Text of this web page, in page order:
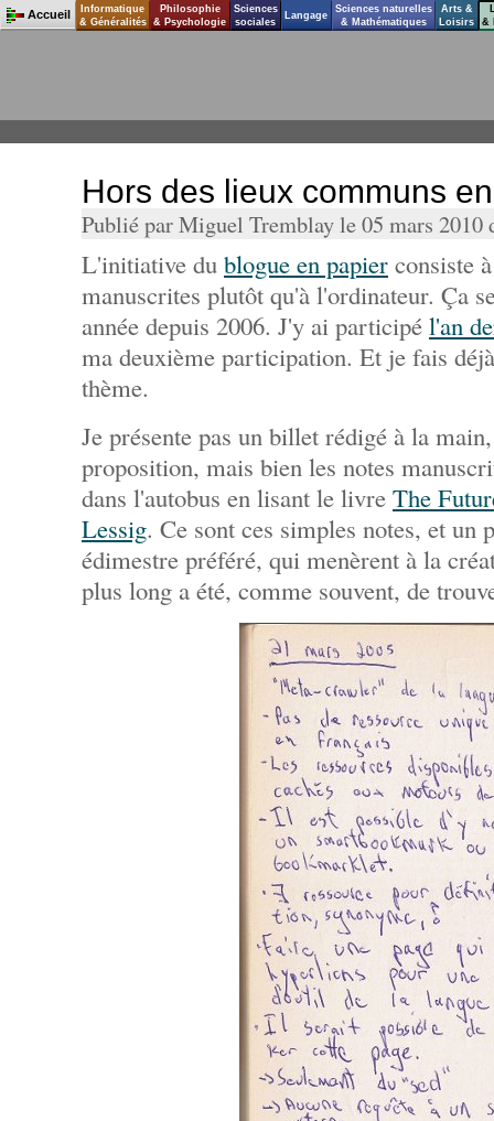
Hors des lieux communs
Publié par Miguel Tremblay le 05 mars 2010
L'initiative du blogue en papier consiste
manuscrites plutôt qu'à l'ordinateur. Ça
année depuis 2006. J'y ai participé l'an
ma deuxième participation. Et je fais
thème.
Je présente pas un billet rédigé à la
proposition, mais bien les notes
dans l'autobus en lisant le livre The
Lessig. Ce sont ces simples notes, et un
édimestre préféré, qui menèrent à la
plus long a été, comme souvent, de
Accueil
Informatique
& Généralités
Philosophie
& Psychologie
Sciences
sociales
Langage
Sciences naturelles
& Mathématiques
Arts &
Loisirs
&